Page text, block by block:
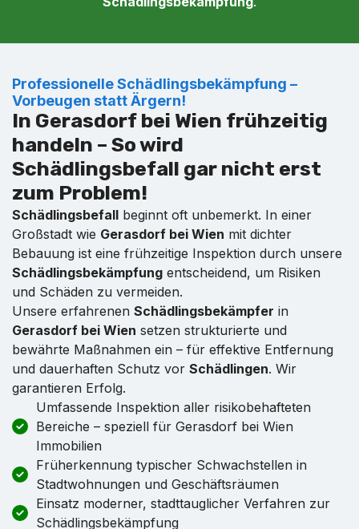
Professionelle Schädlingsbekämpfung –
Vorbeugen statt Ärgern!
In Gerasdorf bei Wien frühzeitig
handeln – So wird
Schädlingsbefall gar nicht erst
zum Problem!
Schädlingsbefall beginnt oft unbemerkt. In einer
Großstadt wie Gerasdorf bei Wien mit dichter
Bebauung ist eine frühzeitige Inspektion durch unsere
Schädlingsbekämpfung entscheidend, um Risiken
und Schäden zu vermeiden.
Unsere erfahrenen Schädlingsbekämpfer in
Gerasdorf bei Wien setzen strukturierte und
bewährte Maßnahmen ein – für effektive Entfernung
und dauerhaften Schutz vor Schädlingen. Wir
garantieren Erfolg.
Umfassende Inspektion aller risikobehafteten
Bereiche – speziell für Gerasdorf bei Wien
Immobilien
Früherkennung typischer Schwachstellen in
Stadtwohnungen und Geschäftsräumen
Einsatz moderner, stadttauglicher Verfahren zur
Schädlingsbekämpfung